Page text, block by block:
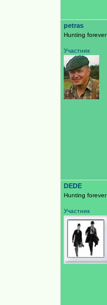
petras
Hunting forever
Участник
DEDE
Hunting forever
Участник